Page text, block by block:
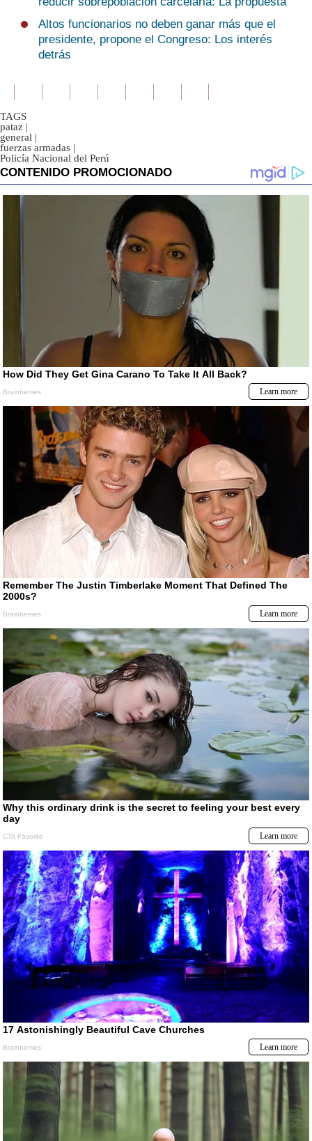
Altos funcionarios no deben ganar más que el
presidente, propone el Congreso: Los interés
detrás
TAGS
pataz |
general |
fuerzas armadas |
Policía Nacional del Perú